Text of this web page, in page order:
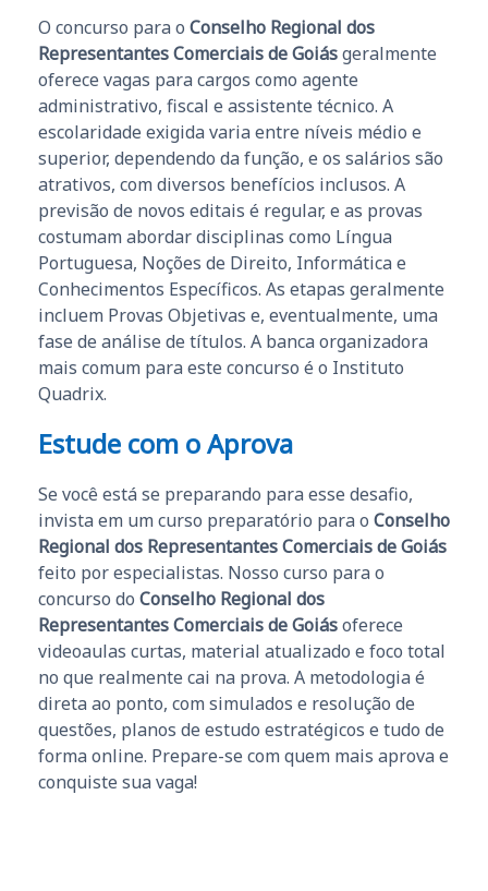
O concurso para o Conselho Regional dos
Representantes Comerciais de Goiásgeralmente
oferece vagas para cargos como agente
administrativo, fiscal e assistente técnico. A
escolaridade exigida varia entre níveis médio e
superior, dependendo da função, e os salários são
atrativos, com diversos benefícios inclusos. A
previsão de novos editais é regular, e as provas
costumam abordar disciplinas como Língua
Portuguesa, Noções de Direito, Informática e
Conhecimentos Específicos. As etapas geralmente
incluem Provas Objetivas e, eventualmente, uma
fase de análise de títulos. A banca organizadora
mais comum para este concurso é o Instituto
Quadrix.
Estude com o Aprova
Se você está se preparando para esse desafio,
invista em um curso preparatório para o Conselho
Regional dos Representantes Comerciais de Goiás
feito por especialistas. Nosso curso para o
concurso do Conselho Regional dos
Representantes Comerciais de Goiásoferece
videoaulas curtas, material atualizado e foco total
no que realmente cai na prova. A metodologia é
direta ao ponto, com simulados e resolução de
questões, planos de estudo estratégicos e tudo de
forma online. Prepare-se com quem mais aprova e
conquiste sua vaga!